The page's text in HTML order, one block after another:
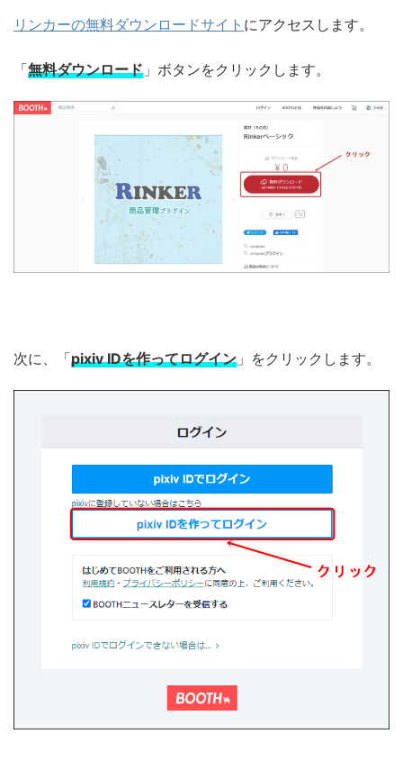
リンカーの無料ダウンロードサイト にアクセスします。
「無料ダウンロード 」ボタンをクリックします。
次に、「pixiv IDを作ってログイン 」をクリックします。